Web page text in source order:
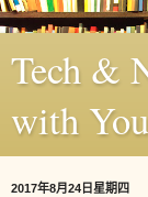
Tech &
with You
2017年8月24日星期四